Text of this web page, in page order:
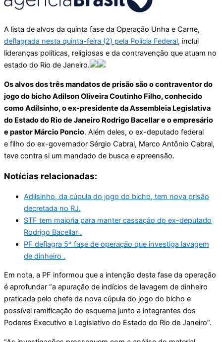
A lista de alvos da quinta fase da Operação Unha e Carne,
deflagrada nesta quinta-feira (2) pela Polícia Federal, inclui
lideranças políticas, religiosas e da contravenção que atuam no
estado do Rio de Janeiro.
Os alvos dos três mandatos de prisão são o contraventor do
jogo do bicho Adilson Oliveira Coutinho Filho, conhecido
como Adilsinho, o ex-presidente da Assembleia Legislativa
do Estado do Rio de Janeiro Rodrigo Bacellar e o empresário
e pastor Márcio Poncio. Além deles, o ex-deputado federal
e filho do ex-governador Sérgio Cabral, Marco Antônio Cabral,
teve contra si um mandado de busca e apreensão.
Notícias relacionadas:
Adilsinho, da cúpula do jogo do bicho, tem nova prisão
decretada no RJ.
STF tem maioria para manter cassação do ex-deputado
Rodrigo Bacellar .
PF deflagra 5ª fase de operação que investiga lavagem
de dinheiro .
Em nota, a PF informou que a intenção desta fase da operação
é aprofundar “a apuração de indícios de lavagem de dinheiro
praticada pelo chefe da nova cúpula do jogo do bicho e
possível ramificação do esquema junto a integrantes dos
Poderes Executivo e Legislativo do Estado do Rio de Janeiro”.